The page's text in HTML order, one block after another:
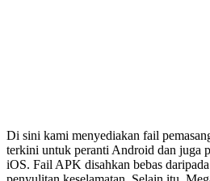
Di sini kami menyediakan fail
terkini untuk peranti Android dan juga
iOS. Fail APK disahkan bebas